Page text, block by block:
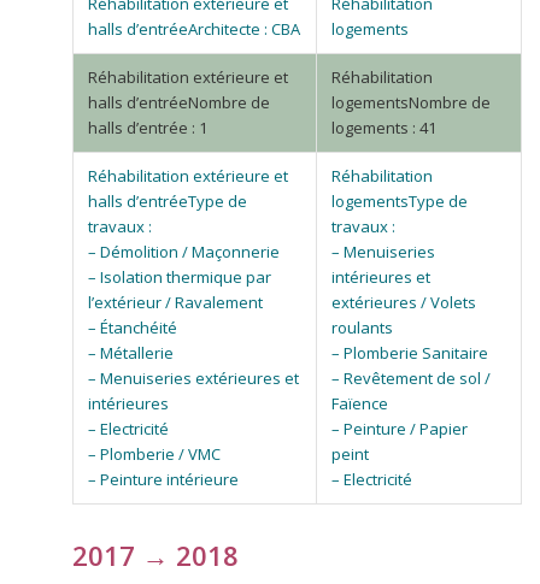
Architecte : CBA
Nombre de
halls d’entrée : 1
Nombre de
logements : 41
Type de
travaux :
– Démolition / Maçonnerie
– Isolation thermique par
l’extérieur / Ravalement
– Étanchéité
– Métallerie
– Menuiseries extérieures et
intérieures
– Electricité
– Plomberie / VMC
– Peinture intérieure
Type de
travaux :
– Menuiseries
intérieures et
extérieures / Volets
roulants
– Plomberie Sanitaire
– Revêtement de sol /
Faïence
– Peinture / Papier
peint
– Electricité
2017 → 2018